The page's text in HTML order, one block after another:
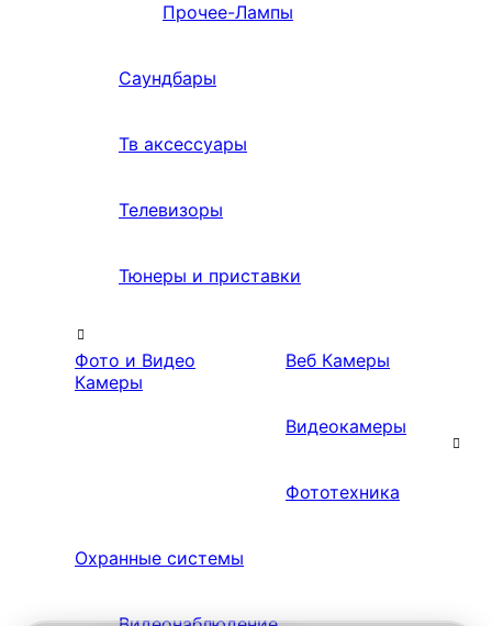
Прочее-Лампы
Саундбары
Тв аксессуары
Телевизоры
Тюнеры и приставки
Фото и Видео
Камеры
Веб Камеры
Видеокамеры
Фототехника
Охранные системы